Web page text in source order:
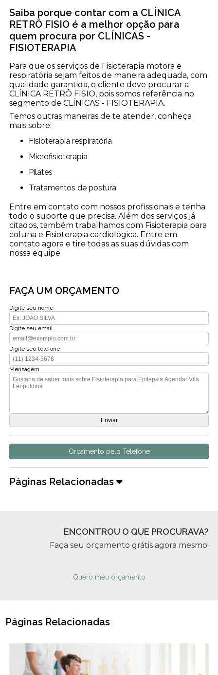
Saiba porque contar com a CLÍNICA
RETRÔ FISIO é a melhor opção para
quem procura por CLÍNICAS -
FISIOTERAPIA
Para que os serviços de Fisioterapia motora e
respiratória sejam feitos de maneira adequada, com
qualidade garantida, o cliente deve procurar a
CLÍNICA RETRÔ FISIO, pois somos referência no
segmento de CLÍNICAS - FISIOTERAPIA.
Temos outras maneiras de te atender, conheça
mais sobre:
Fisioterapia respiratória
Microfisioterapia
Pilates
Tratamentos de postura
Entre em contato com nossos profissionais e tenha
todo o suporte que precisa. Além dos serviços já
citados, também trabalhamos com Fisioterapia para
coluna e Fisioterapia cardiológica. Entre em
contato agora e tire todas as suas dúvidas com
nossa equipe.
FAÇA UM ORÇAMENTO
Digite seu nome
Digite seu email
Digite seu telefone
Mensagem
Orçamento pelo Telefone
Páginas Relacionadas
ENCONTROU O QUE PROCURAVA?
Faça seu orçamento grátis agora mesmo!
Quero meu orçamento
Páginas Relacionadas